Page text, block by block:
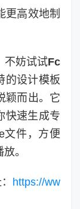
更高效地制
不妨试试Fc
的设计模板
颖而出。它
快速生成专
文件，方便
。
https://ww